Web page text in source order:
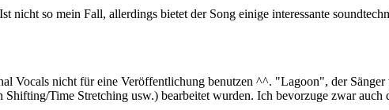
nicht so mein Fall, allerdings bietet der Song einige interessante
Vocals nicht für eine Veröffentlichung benutzen ^^. "Lagoon", der Sänger
Time Stretching usw.) bearbeitet wurden. Ich bevorzuge zwar